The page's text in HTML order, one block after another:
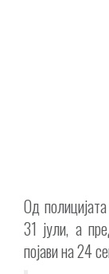
Од
31 јули, а
појави на 24